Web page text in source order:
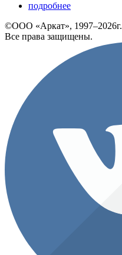
подробнее
©ООО «Аркат», 1997–2026г.
Все права защищены.